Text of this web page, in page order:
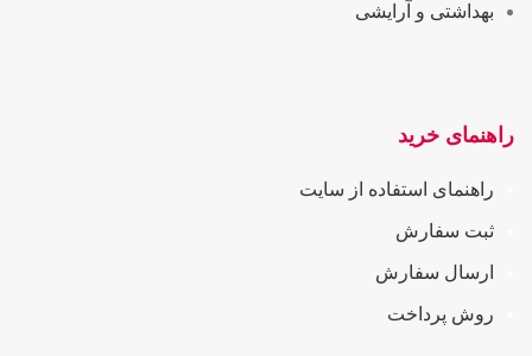
بهداشتی و آرایشی
راهنمای خرید
راهنمای استفاده از سایت
ثبت سفارش
ارسال سفارش
روش پرداخت